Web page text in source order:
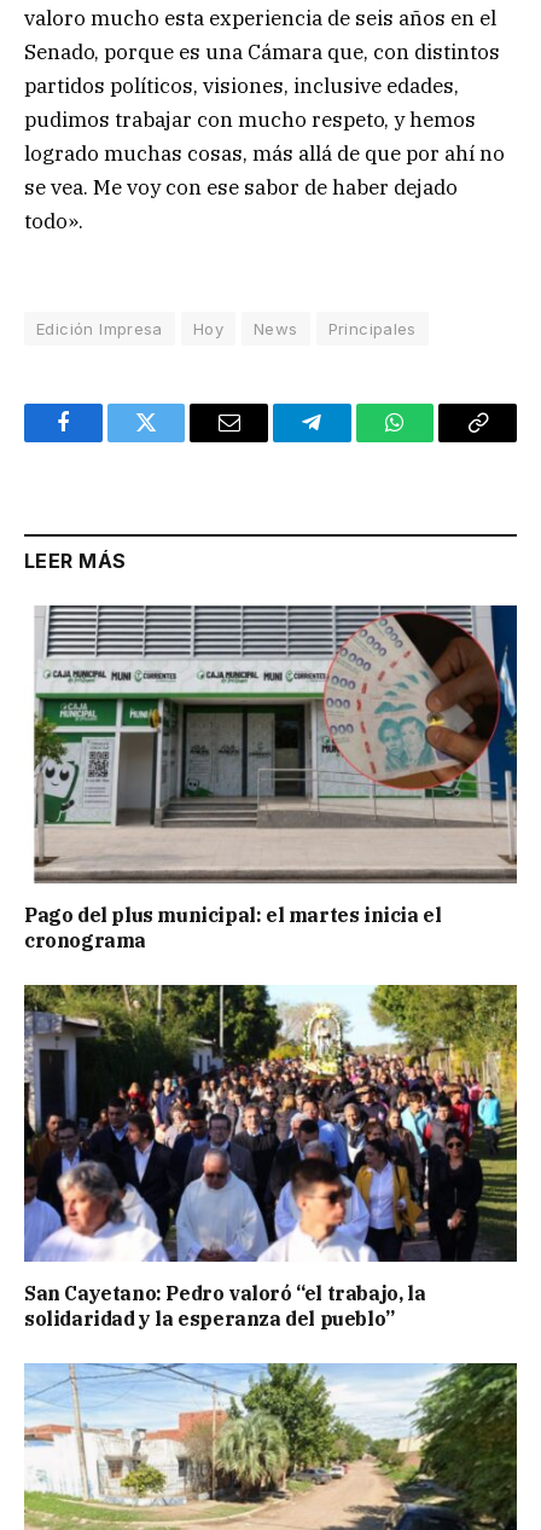
valoro mucho esta experiencia de seis años en el
Senado, porque es una Cámara que, con distintos
partidos políticos, visiones, inclusive edades,
pudimos trabajar con mucho respeto, y hemos
logrado muchas cosas, más allá de que por ahí no
se vea. Me voy con ese sabor de haber dejado
todo».
Edición Impresa Hoy News Principales
FacebookTwitter Email TelegramWhatsAppCopy
LEER MÁS
Pago del plus municipal: el martes inicia el
cronograma
San Cayetano: Pedro valoró “el trabajo, la
solidaridad y la esperanza del pueblo”